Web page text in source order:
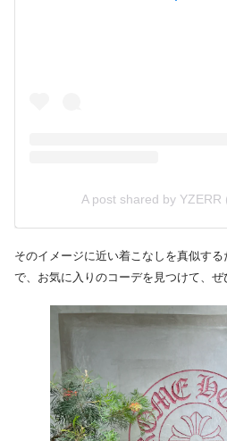
A post shared by
そのイメージに近い着こなしを真似す
で、お気に入りのコーデを見つけて、ぜ